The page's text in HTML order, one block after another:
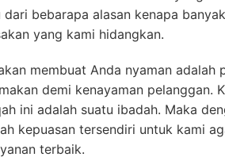
dari bebarapa alasan kenapa
yang kami hidangkan.
membuat Anda nyaman adalah
demi kenayaman pelanggan.
ini adalah suatu ibadah. Maka
kepuasan tersendiri untuk kami
terbaik.